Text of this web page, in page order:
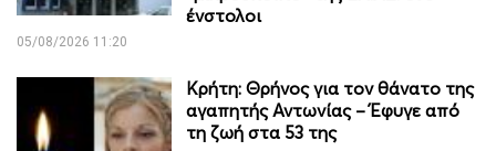
ένστολοι
05/08/2026 11:20
Κρήτη: Θρήνος για τον θάνατο της
αγαπητής Αντωνίας – Έφυγε από
τη ζωή στα 53 της